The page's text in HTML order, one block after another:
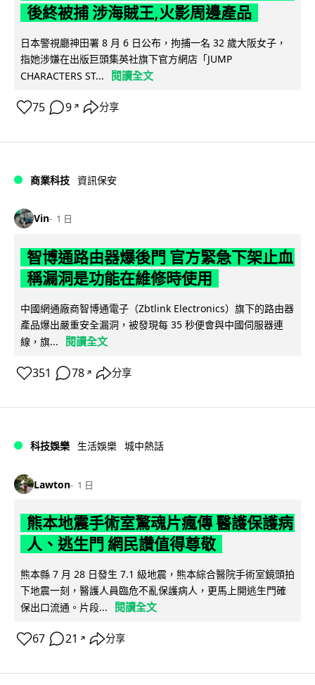
後終被捕 涉海賊王,火影周邊產品
日本警視廳神田署 8 月 6 日公布，拘捕一名 32 歲大阪女子，
指她涉嫌在出版巨頭集英社旗下官方網店「JUMP
CHARACTERS ST...
閱讀全文
75 9 ↗ 分享
商業科技 資訊保安
Vin 1 日
智博通路由器爆後門 官方緊急下架止血
稱漏洞是功能在維修時使用
中國網通廠商智博通電子（Zbtlink Electronics）旗下的路由器
產品爆出嚴重安全漏洞，被發現每 35 秒便會與中國伺服器連
線，旗...
閱讀全文
351 78 ↗ 分享
科技娛樂 生活娛樂 城中熱話
Lawton 1 日
熊本地震手術室驚魂片瘋傳 醫護保護病
人、逃生門 網民讚值得尊敬
熊本縣 7 月 28 日發生 7.1 級地震，熊本綜合醫院手術室鏡頭拍
下地震一刻，醫護人員臨危不亂保護病人，更馬上開逃生門確
保出口流通。片段...
閱讀全文
67 21 ↗ 分享